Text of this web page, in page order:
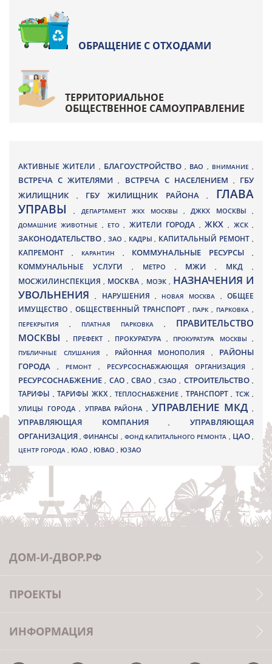
ОБРАЩЕНИЕ С ОТХОДАМИ
ТЕРРИТОРИАЛЬНОЕ
ОБЩЕСТВЕННОЕ САМОУПРАВЛЕНИЕ
АКТИВНЫЕ ЖИТЕЛИ , БЛАГОУСТРОЙСТВО , ВАО , ВНИМАНИЕ ,
ВСТРЕЧА С ЖИТЕЛЯМИ, ВСТРЕЧА С НАСЕЛЕНИЕМ , ГБУ
ЖИЛИЩНИК
, ГБУ ЖИЛИЩНИК РАЙОНА, ГЛАВА
УПРАВЫ, ДЕПАРТАМЕНТ ЖКХ МОСКВЫ ,ДЖКХ МОСКВЫ ,
ДОМАШНИЕ ЖИВОТНЫЕ , ЕТО, ЖИТЕЛИ ГОРОДА , ЖКХ, ЖСК,
ЗАКОНОДАТЕЛЬСТВО , ЗАО , КАДРЫ, КАПИТАЛЬНЫЙ РЕМОНТ ,
КАПРЕМОНТ , КАРАНТИН , КОММУНАЛЬНЫЕ РЕСУРСЫ,
КОММУНАЛЬНЫЕ УСЛУГИ , МЕТРО , МЖИ, МКД ,
МОСЖИЛИНСПЕКЦИЯ, МОСКВА , МОЭК , НАЗНАЧЕНИЯ И
УВОЛЬНЕНИЯ, НАРУШЕНИЯ , НОВАЯ МОСКВА ,ОБЩЕЕ
ИМУЩЕСТВО , ОБЩЕСТВЕННЫЙ ТРАНСПОРТ , ПАРК, ПАРКОВКА ,
ПЕРЕКРЫТИЯ , ПЛАТНАЯ ПАРКОВКА , ПРАВИТЕЛЬСТВО
МОСКВЫ
, ПРЕФЕКТ , ПРОКУРАТУРА , ПРОКУРАТУРА МОСКВЫ ,
ПУБЛИЧНЫЕ СЛУШАНИЯ , РАЙОННАЯ МОНОПОЛИЯ , РАЙОНЫ
ГОРОДА
, РЕМОНТ , РЕСУРСОСНАБЖАЮЩАЯ ОРГАНИЗАЦИЯ ,
РЕСУРСОСНАБЖЕНИЕ, САО,СВАО ,СЗАО, СТРОИТЕЛЬСТВО,
ТАРИФЫ , ТАРИФЫ ЖКХ , ТЕПЛОСНАБЖЕНИЕ , ТРАНСПОРТ , ТСЖ ,
УЛИЦЫ ГОРОДА , УПРАВА РАЙОНА , УПРАВЛЕНИЕ МКД ,
УПРАВЛЯЮЩАЯ КОМПАНИЯ,УПРАВЛЯЮЩАЯ
ОРГАНИЗАЦИЯ,ФИНАНСЫ , ФОНД КАПИТАЛЬНОГО РЕМОНТА , ЦАО,
ЦЕНТР ГОРОДА , ЮАО , ЮВАО , ЮЗАО
ДОМ-И-ДВОР.РФ
ПРОЕКТЫ
ИНФОРМАЦИЯ